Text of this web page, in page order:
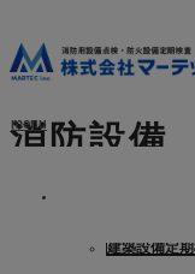
menu
消防設備
消防設備
建築設備
建築設備定